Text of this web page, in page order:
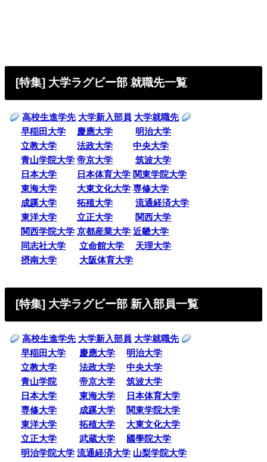
[特集] 大学ラグビー部 就職先一覧
高校生進学先 大学新入部員 大学就職先
早稲田大学
慶應大学
明治大学
立教大学
法政大学
中央大学
青山学院大学 帝京大学
筑波大学
日本大学
日本体育大学 関東学院大学
東海大学
大東文化大学 専修大学
成蹊大学
拓殖大学
流通経済大学
東洋大学
立正大学
関西大学
関西学院大学 京都産業大学 近畿大学
同志社大学
立命館大学
天理大学
摂南大学
大阪体育大学
[特集] 大学ラグビー部 新入部員一覧
高校生進学先 大学新入部員 大学就職先
早稲田大学
慶應大学
明治大学
立教大学
法政大学
中央大学
青山学院
帝京大学
筑波大学
日本大学
東海大学
日本体育大学
専修大学
成蹊大学
関東学院大学
東洋大学
拓殖大学
大東文化大学
立正大学
武蔵大学
國學院大学
明治学院大学 流通経済大学 山梨学院大学